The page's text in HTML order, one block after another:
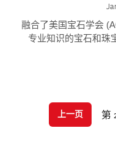
融合了美国宝石学会
专业知识的宝石和珠
上一页 第